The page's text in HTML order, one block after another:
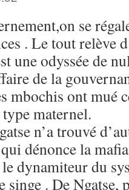
se
. Le tout relève
une odyssée de
de la
mbochis ont mué
maternel.
n’a trouvé
dénonce la
dynamiteur du
singe . De Ngatse,